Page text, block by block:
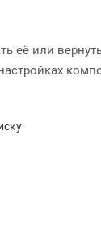
её или